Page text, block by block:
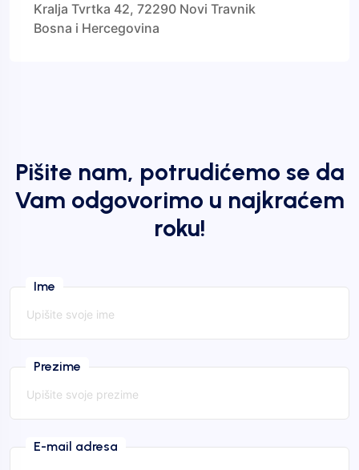
Kralja Tvrtka 42, 72290 Novi Travnik
Bosna i Hercegovina
Pišite nam, potrudićemo se da
Vam odgovorimo u najkraćem
roku!
Ime
Prezime
E-mail adresa